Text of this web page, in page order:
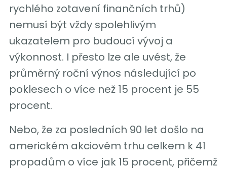
rychlého zotavení finančních trhů)
nemusí být vždy spolehlivým
ukazatelem pro budoucí vývoj a
výkonnost. I přesto lze ale uvést, že
průměrný roční výnos následující po
poklesech o více než 15 procent je 55
procent.
Nebo, že za posledních 90 let došlo na
americkém akciovém trhu celkem k 41
propadům o více jak 15 procent, přičemž